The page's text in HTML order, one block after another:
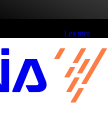
Les mer